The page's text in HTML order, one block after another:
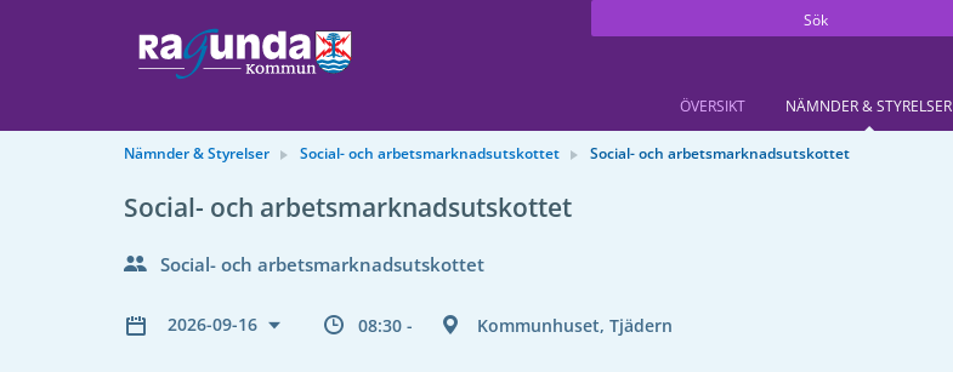
Sök
ÖVERSIKT NÄMNDER & STYRELSER
Nämnder & Styrelser Social- och arbetsmarknadsutskottet Social- och arbetsmarknadsutskottet
Social- och arbetsmarknadsutskottet
Social- och arbetsmarknadsutskottet
2026-09-16 08:30 - Kommunhuset, Tjädern